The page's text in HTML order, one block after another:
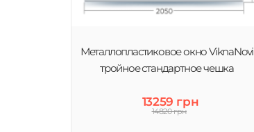
Металлопластиковое окно ViknaNovi
тройное стандартное чешка
13259 грн
14820 грн